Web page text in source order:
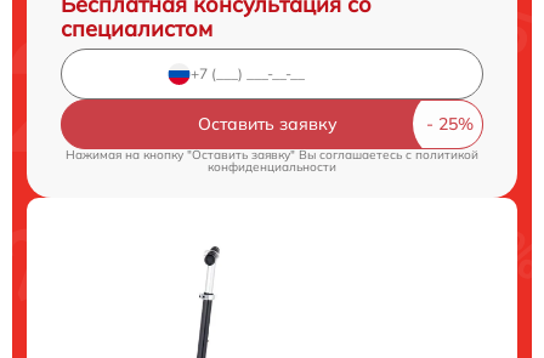
специалистом
Оставить заявку
Нажимая на кнопку "Оставить заявку" Вы соглашаетесь cполитикой
конфиденциальности